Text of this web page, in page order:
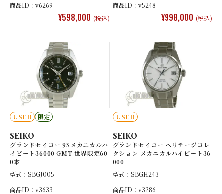
商品ID：v6269
¥598,000 (税込)
商品ID：v5248
¥998,000 (税込)
USED 限定
SEIKO
グランドセイコー 9Sメカニカルハ
イビート36000 GMT 世界限定60
0本
型式：SBGJ005
商品ID：v3633
USED
SEIKO
グランドセイコー ヘリテージコレ
クション メカニカルハイビート36
000
型式：SBGH243
商品ID：v3286